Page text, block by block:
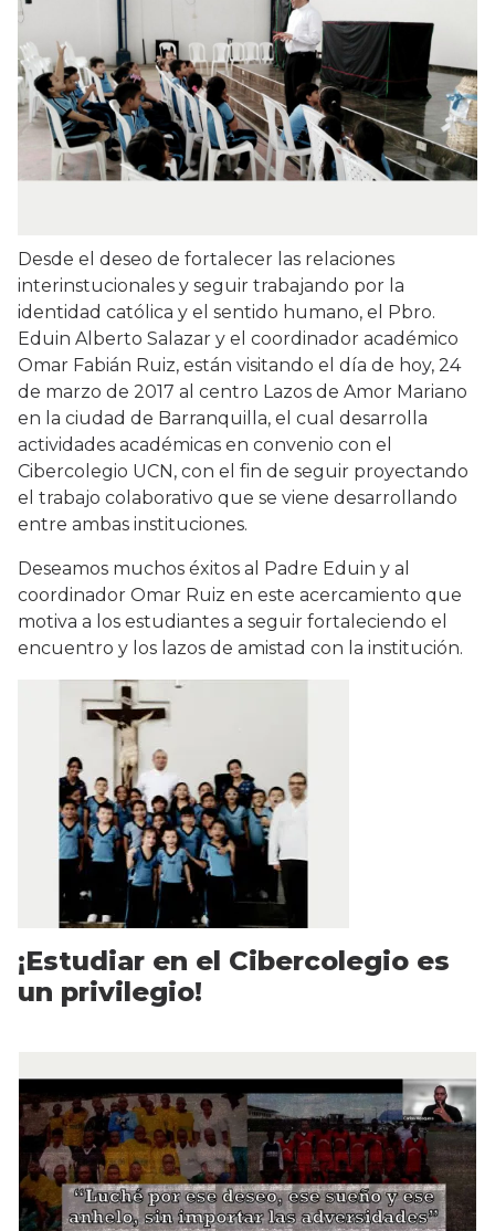
Desde el deseo de fortalecer las relaciones
interinstucionales y seguir trabajando por la
identidad católica y el sentido humano, el Pbro.
Eduin Alberto Salazar y el coordinador académico
Omar Fabián Ruiz, están visitando el día de hoy, 24
de marzo de 2017 al centro Lazos de Amor Mariano
en la ciudad de Barranquilla, el cual desarrolla
actividades académicas en convenio con el
Cibercolegio UCN, con el fin de seguir proyectando
el trabajo colaborativo que se viene desarrollando
entre ambas instituciones.
Deseamos muchos éxitos al Padre Eduin y al
coordinador Omar Ruiz en este acercamiento que
motiva a los estudiantes a seguir fortaleciendo el
encuentro y los lazos de amistad con la institución.
¡Estudiar en el Cibercolegio es
un privilegio!